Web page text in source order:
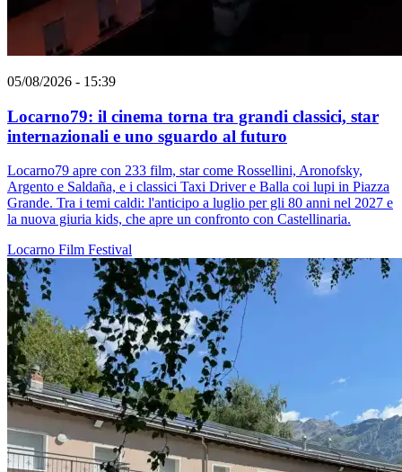
05/08/2026 - 15:39
Locarno79: il cinema torna tra grandi classici, star
internazionali e uno sguardo al futuro
Locarno79 apre con 233 film, star come Rossellini, Aronofsky,
Argento e Saldaña, e i classici Taxi Driver e Balla coi lupi in Piazza
Grande. Tra i temi caldi: l'anticipo a luglio per gli 80 anni nel 2027 e
la nuova giuria kids, che apre un confronto con Castellinaria.
Locarno Film Festival